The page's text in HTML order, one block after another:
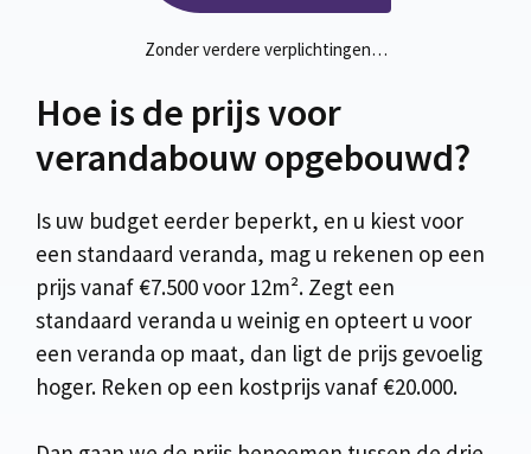
Zonder verdere verplichtingen…
Hoe is de prijs voor
verandabouw opgebouwd?
Is uw budget eerder beperkt, en u kiest voor
een standaard veranda, mag u rekenen op een
prijs vanaf €7.500 voor 12m². Zegt een
standaard veranda u weinig en opteert u voor
een veranda op maat, dan ligt de prijs gevoelig
hoger. Reken op een kostprijs vanaf €20.000.